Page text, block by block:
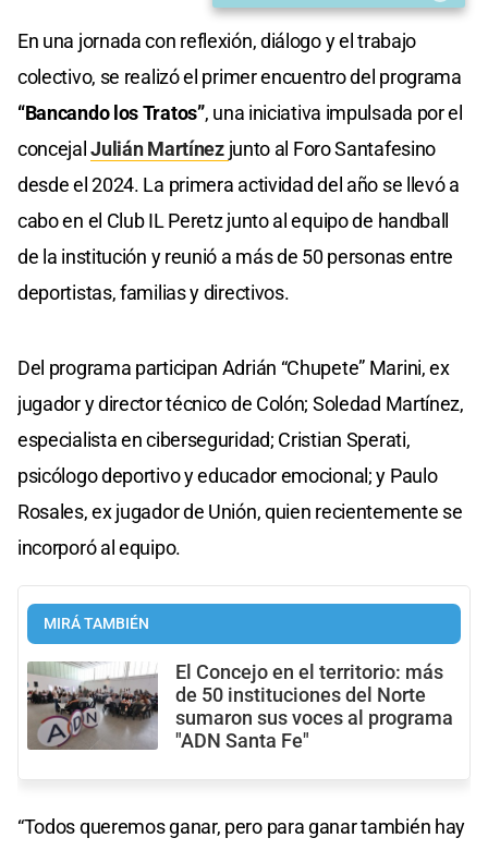
En una jornada con reflexión, diálogo y el trabajo
colectivo, se realizó el primer encuentro del programa
“Bancando los Tratos”, una iniciativa impulsada por el
concejalJulián Martínez junto al Foro Santafesino
desde el 2024. La primera actividad del año se llevó a
cabo en el Club IL Peretz junto al equipo de handball
de la institución y reunió a más de 50 personas entre
deportistas, familias y directivos.
Del programa participan Adrián “Chupete” Marini, ex
jugador y director técnico de Colón; Soledad Martínez,
especialista en ciberseguridad; Cristian Sperati,
psicólogo deportivo y educador emocional; y Paulo
Rosales, ex jugador de Unión, quien recientemente se
incorporó al equipo.
MIRÁ TAMBIÉN
El Concejo en el territorio: más
de 50 instituciones del Norte
sumaron sus voces al programa
"ADN Santa Fe"
“Todos queremos ganar, pero para ganar también hay